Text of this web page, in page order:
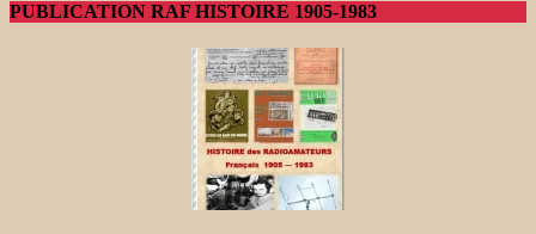
PUBLICATION RAF HISTOIRE 1905-1983